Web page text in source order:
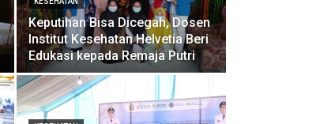
Keputihan Bisa Dicegah, Dosen
Institut Kesehatan Helvetia Beri
Edukasi kepada Remaja Putri